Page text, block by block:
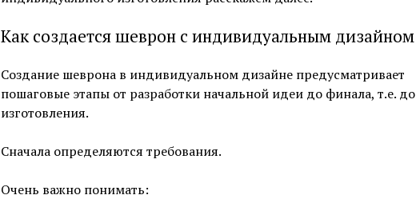
Как создается шеврон с индивидуальным дизайном
Создание шеврона в индивидуальном дизайне предусматривает
пошаговые этапы от разработки начальной идеи до финала, т.е. до
изготовления.
Сначала определяются требования.
Очень важно понимать: